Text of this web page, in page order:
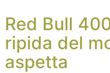
Red Bull
ripida del
aspetta